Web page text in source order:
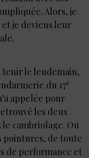
Alors, je
je deviens leur
tenir le lendemain,
du 17e
appelée pour
les deux
cambriolage. Ou
pointures, de toute
de performance et